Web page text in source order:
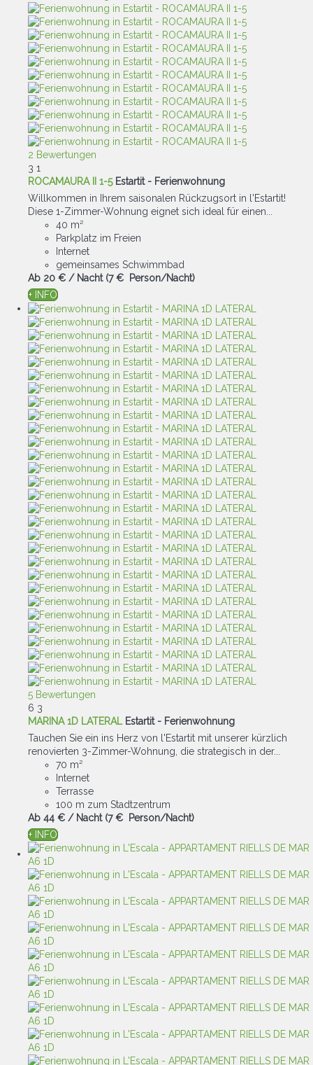
2 Bewertungen
3 1
ROCAMAURA II 1-5 Estartit - Ferienwohnung
Willkommen in Ihrem saisonalen Rückzugsort in l'Estartit!
Diese 1-Zimmer-Wohnung eignet sich ideal für einen...
40 m²
Parkplatz im Freien
Internet
gemeinsames Schwimmbad
Ab 20 € / Nacht (7 € Person/Nacht)
+ INFO
5 Bewertungen
6 3
MARINA 1D LATERAL Estartit - Ferienwohnung
Tauchen Sie ein ins Herz von l'Estartit mit unserer kürzlich
renovierten 3-Zimmer-Wohnung, die strategisch in der...
70 m²
Internet
Terrasse
100 m zum Stadtzentrum
Ab 44 € / Nacht (7 € Person/Nacht)
+ INFO